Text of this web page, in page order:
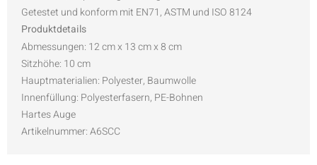
Getestet und konform mit EN71, ASTM und ISO 8124
Produktdetails
Abmessungen: 12 cm x 13 cm x 8 cm
Sitzhöhe: 10 cm
Hauptmaterialien: Polyester, Baumwolle
Innenfüllung: Polyesterfasern, PE-Bohnen
Hartes Auge
Artikelnummer:A6SCC